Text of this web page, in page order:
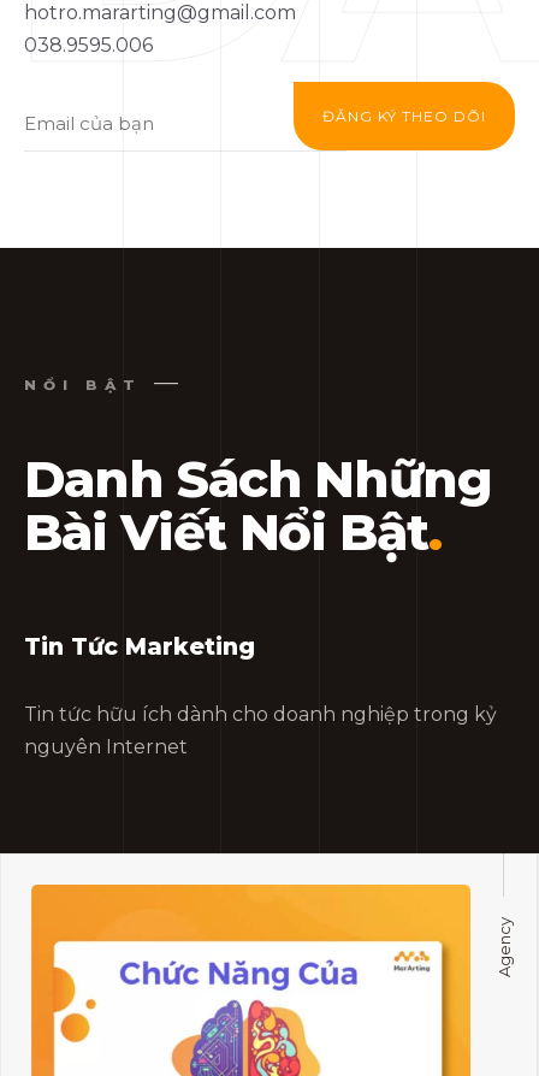
hotro.mararting@gmail.com
038.9595.006
ĐĂNG KÝ THEO DÕI
NỔI BẬT
Danh Sách Những
Bài Viết Nổi Bật.
Tin Tức Marketing
Tin tức hữu ích dành cho doanh nghiệp trong kỷ
nguyên Internet
Agency